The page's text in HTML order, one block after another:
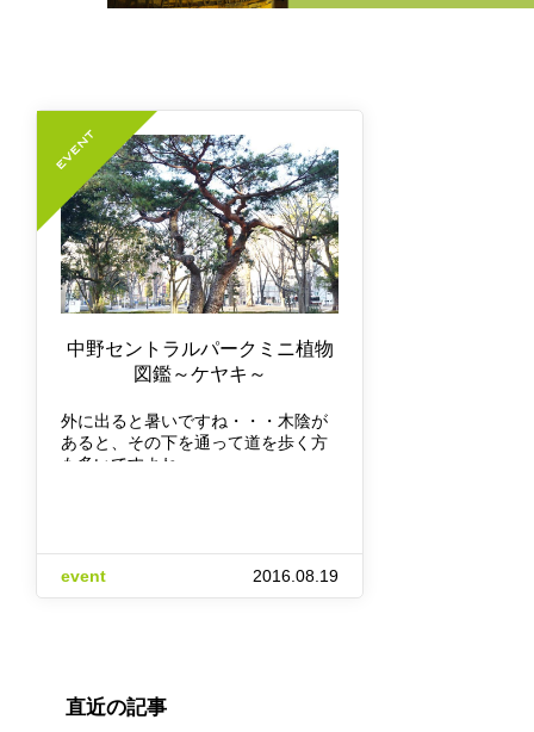
中野セントラルパークミニ植物
図鑑～ケヤキ～
外に出ると暑いですね・・・木陰が
あると、その下を通って道を歩く方
も多いですよね。…
event 2016.08.19
直近の記事